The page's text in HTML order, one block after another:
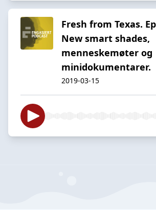
Fresh from Texas.
New smart shades,
menneskemøter og
minidokumentarer.
2019-03-15